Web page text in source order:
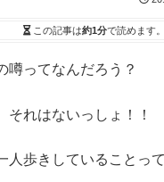
この記事は約1分で読めます。
噂ってなんだろう？
それはないっしょ！！
人歩きしていることっ